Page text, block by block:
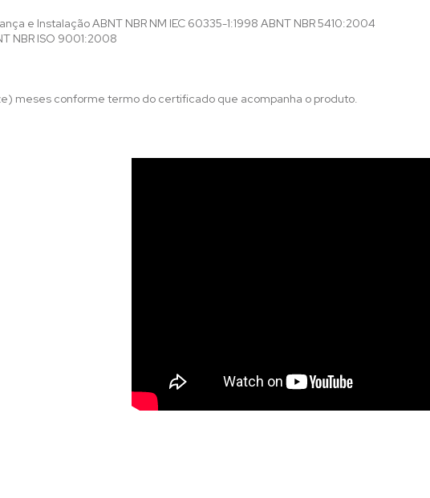
e Instalação ABNT NBR NM IEC 60335-1:1998 ABNT NBR 5410:2004
NBR ISO 9001:2008
meses conforme termo do certificado que acompanha o produto.